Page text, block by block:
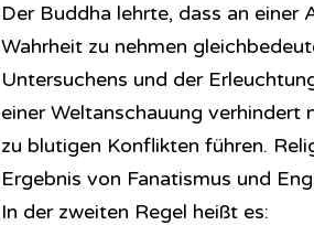
Der Buddha lehrte, dass an einer
Wahrheit zu nehmen
Untersuchens und der
einer Weltanschauung verhindert
zu blutigen Konflikten führen.
Ergebnis von Fanatismus und
In der zweiten Regel heißt es: